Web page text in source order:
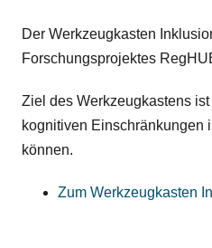
Der Werkzeugkasten
Forschungsprojektes
Ziel des Werkzeugkastens
kognitiven Einschränkungen
können.
Zum Werkzeugkasten